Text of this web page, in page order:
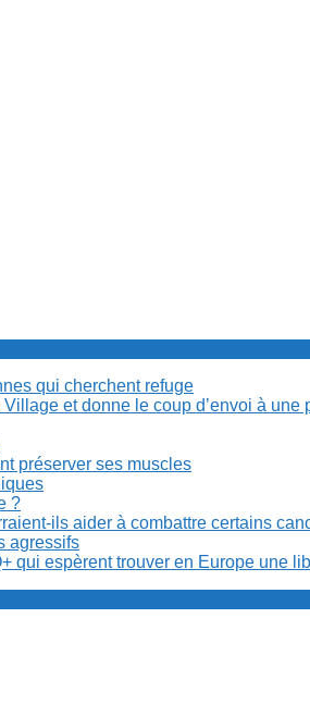
qui cherchent refuge
et donne le coup d’envoi à
préserver ses muscles
?
ils aider à combattre certains
agressifs
qui espèrent trouver en Europe une